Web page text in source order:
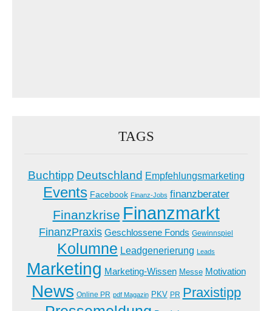
TAGS
Buchtipp Deutschland Empfehlungsmarketing
Events Facebook Finanz-Jobs finanzberater
Finanzkrise Finanzmarkt
FinanzPraxis Geschlossene Fonds Gewinnspiel
Kolumne Leadgenerierung Leads
Marketing Marketing-Wissen Messe Motivation
News Online PR pdf Magazin PKV PR Praxistipp